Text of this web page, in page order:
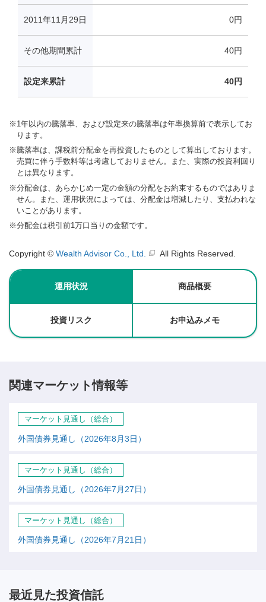
※ 1年以内の騰落率、および設定来の騰落率は年率換算前で表示してお
ります。
※ 騰落率は、課税前分配金を再投資したものとして算出しております。
売買に伴う手数料等は考慮しておりません。また、実際の投資利回り
とは異なります。
※分配金は、あらかじめ一定の金額の分配をお約束するものではありま
せん。また、運用状況によっては、分配金は増減したり、支払われな
いことがあります。
※分配金は税引前1万口当りの金額です。
Copyright © Wealth Advisor Co., Ltd. All Rights Reserved.
運用状況 商品概要
投資リスク お申込みメモ
関連マーケット情報等
マーケット見通し（総合）
外国債券見通し（2026年8月3日）
マーケット見通し（総合）
外国債券見通し（2026年7月27日）
マーケット見通し（総合）
外国債券見通し（2026年7月21日）
最近見た投資信託